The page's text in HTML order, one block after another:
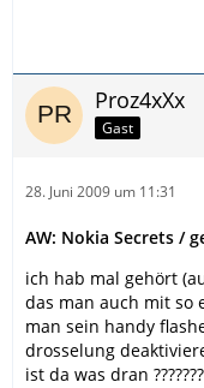
Proz4xXx
Gast
28. Juni 2009 um 11:31
AW: Nokia Secrets /
ich hab mal gehört
das man auch mit so
man sein handy
drosselung
ist da was dran